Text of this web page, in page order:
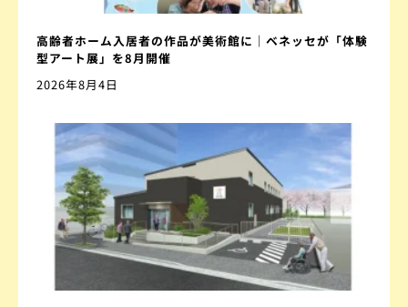
高齢者ホーム入居者の作品が美術館に｜ベネッセが「体験
型アート展」を8月開催
2026年8月4日